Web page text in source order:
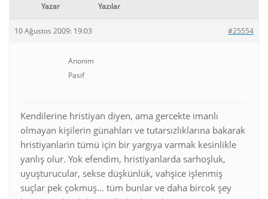
Yazar Yazılar
10 Ağustos 2009: 19:03 #25554
Anonim
Pasif
Kendilerine hristiyan diyen, ama gercekte imanlı
olmayan kişilerin günahları ve tutarsızlıklarına bakarak
hristiyanlarin tümü için bir yargıya varmak kesinlikle
yanlış olur. Yok efendim, hristiyanlarda sarhoşluk,
uyuşturucular, sekse düşkünlük, vahşice işlenmiş
suçlar pek çokmuş… tüm bunlar ve daha bircok şey